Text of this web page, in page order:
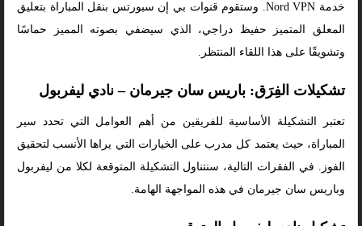
خدمة Nord VPN. وستقوم قنوات بي إن سبورتس بنقل المباراة بتعليق
المعلق المتميز حفيظ دراجي، الذي سيضفي بصوته المميز حماسًا
وتشويقًا على هذا اللقاء المنتظر.
تشكيلات الفِرَق: باريس سان جيرمان – نادي ليفربول
تعتبر التشكيلة الأساسية للفريقين من أهم العوامل التي تحدد سير
المباراة، حيث يعتمد كل مدرب على الخيارات التي يراها الأنسب لتحقيق
الفوز. في الفقرات التالية، سنتناول التشكيلة المتوقعة لكلا من ليفربول
وباريس سان جيرمان في هذه المواجهة الهامة.